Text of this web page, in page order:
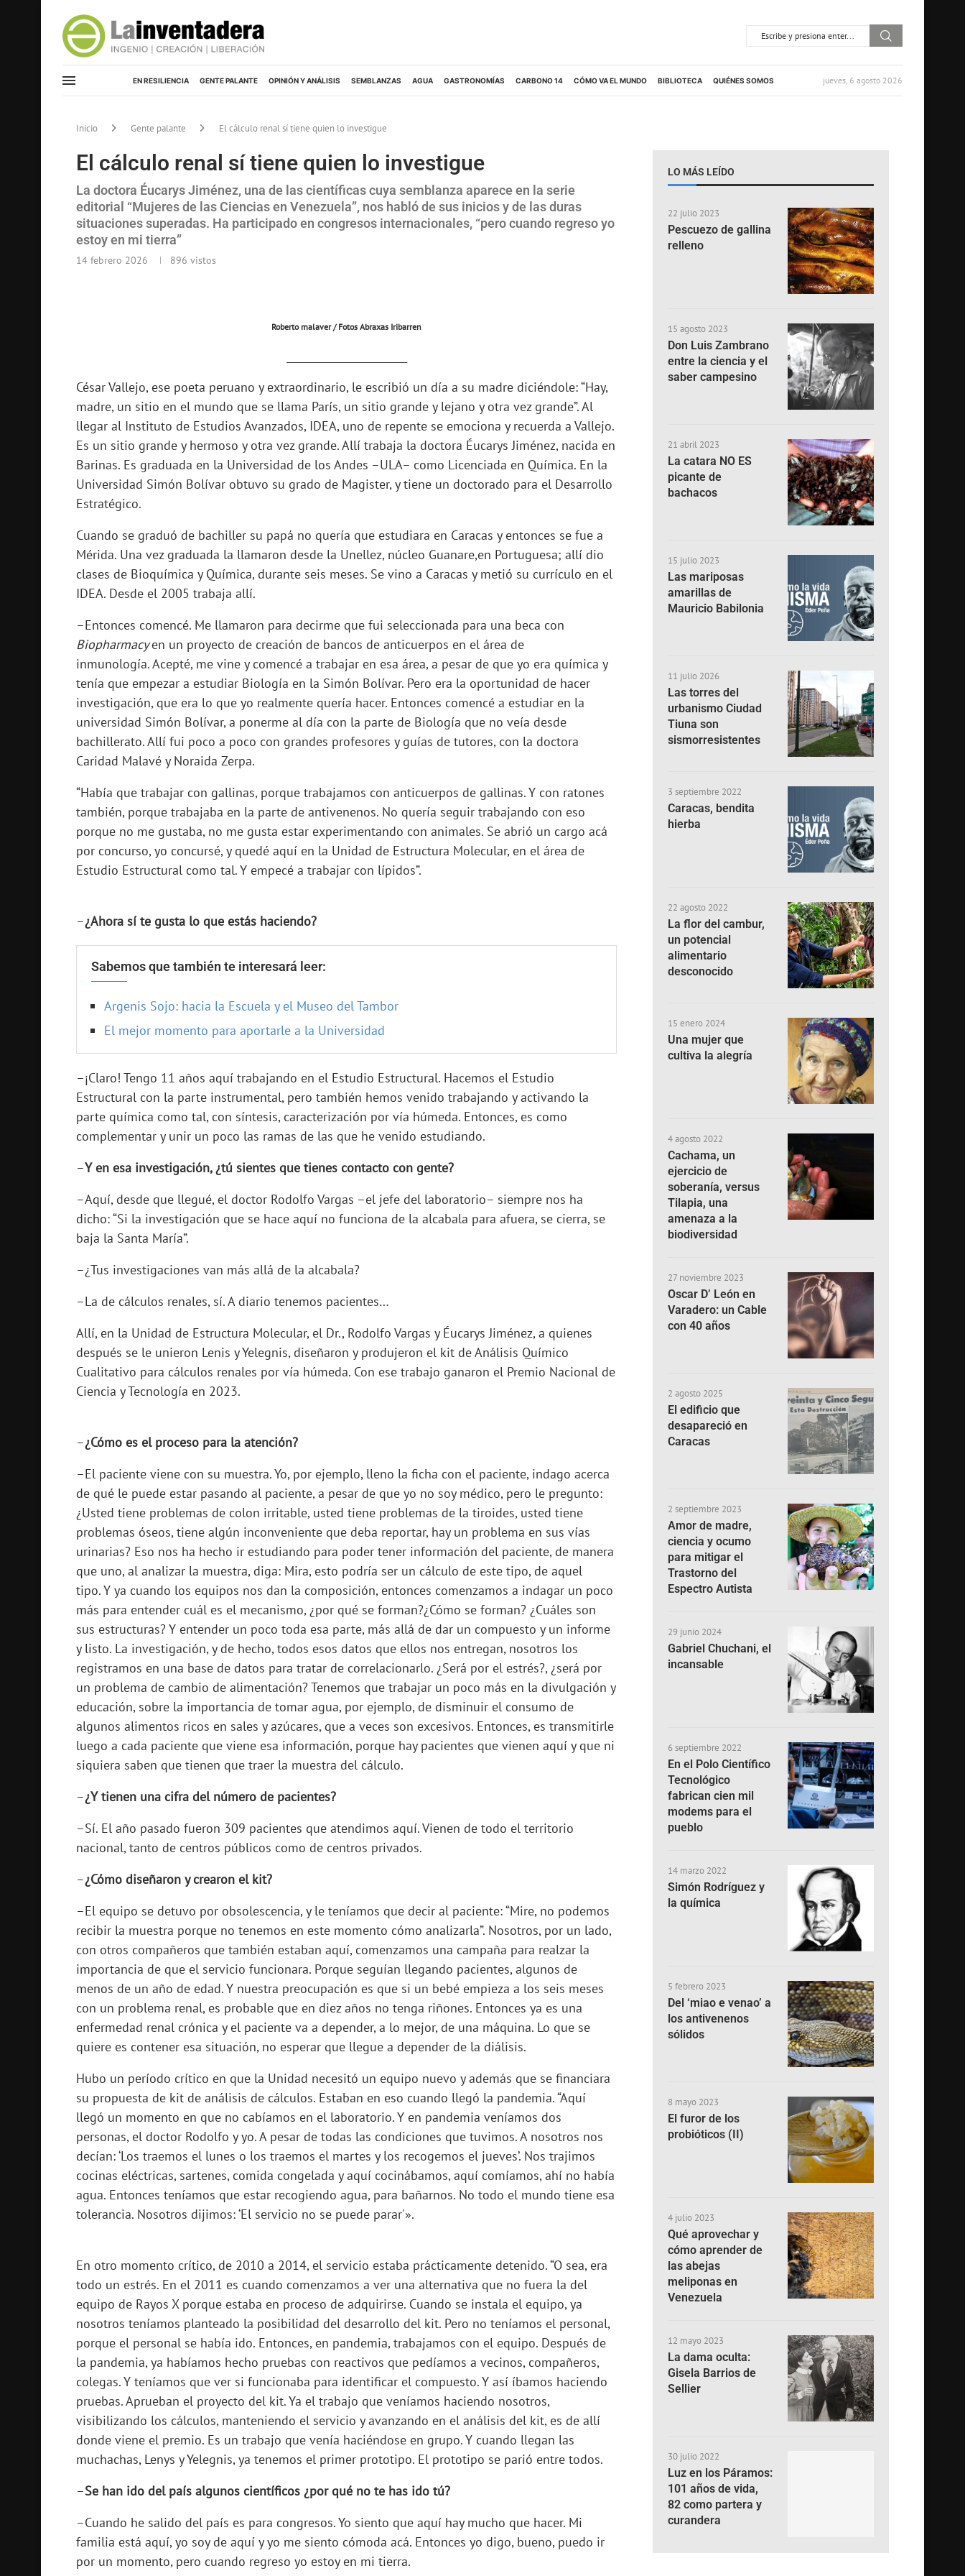
EN RESILIENCIA GENTE PALANTE OPINIÓN Y ANÁLISIS SEMBLANZAS AGUA GASTRONOMÍAS CARBONO 14 CÓMO VA EL MUNDO BIBLIOTECA QUIÉNES SOMOS jueves, 6 agosto 2026
Inicio Gente palante El cálculo renal sí tiene quien lo investigue
El cálculo renal sí tiene quien lo investigue
La doctora Éucarys Jiménez, una de las científicas cuya semblanza aparece en la serie
editorial “Mujeres de las Ciencias en Venezuela”, nos habló de sus inicios y de las duras
situaciones superadas. Ha participado en congresos internacionales, “pero cuando regreso yo
estoy en mi tierra”
14 febrero 2026 896 vistos
Roberto malaver / Fotos Abraxas Iribarren
César Vallejo, ese poeta peruano y extraordinario, le escribió un día a su madre diciéndole: “Hay,
madre, un sitio en el mundo que se llama París, un sitio grande y lejano y otra vez grande”. Al
llegar al Instituto de Estudios Avanzados, IDEA, uno de repente se emociona y recuerda a Vallejo.
Es un sitio grande y hermoso y otra vez grande. Allí trabaja la doctora Éucarys Jiménez, nacida en
Barinas. Es graduada en la Universidad de los Andes –ULA– como Licenciada en Química. En la
Universidad Simón Bolívar obtuvo su grado de Magister, y tiene un doctorado para el Desarrollo
Estratégico.
Cuando se graduó de bachiller su papá no quería que estudiara en Caracas y entonces se fue a
Mérida. Una vez graduada la llamaron desde la Unellez, núcleo Guanare,en Portuguesa; allí dio
clases de Bioquímica y Química, durante seis meses. Se vino a Caracas y metió su currículo en el
IDEA. Desde el 2005 trabaja allí.
–Entonces comencé. Me llamaron para decirme que fui seleccionada para una beca con
Biopharmacyen un proyecto de creación de bancos de anticuerpos en el área de
inmunología. Acepté, me vine y comencé a trabajar en esa área, a pesar de que yo era química y
tenía que empezar a estudiar Biología en la Simón Bolívar. Pero era la oportunidad de hacer
investigación, que era lo que yo realmente quería hacer. Entonces comencé a estudiar en la
universidad Simón Bolívar, a ponerme al día con la parte de Biología que no veía desde
bachillerato. Allí fui poco a poco con grandes profesores y guías de tutores, con la doctora
Caridad Malavé y Noraida Zerpa.
“Había que trabajar con gallinas, porque trabajamos con anticuerpos de gallinas. Y con ratones
también, porque trabajaba en la parte de antivenenos. No quería seguir trabajando con eso
porque no me gustaba, no me gusta estar experimentando con animales. Se abrió un cargo acá
por concurso, yo concursé, y quedé aquí en la Unidad de Estructura Molecular, en el área de
Estudio Estructural como tal. Y empecé a trabajar con lípidos”.
–¿Ahora sí te gusta lo que estás haciendo?
Sabemos que también te interesará leer:
Argenis Sojo: hacia la Escuela y el Museo del Tambor
El mejor momento para aportarle a la Universidad
–¡Claro! Tengo 11 años aquí trabajando en el Estudio Estructural. Hacemos el Estudio
Estructural con la parte instrumental, pero también hemos venido trabajando y activando la
parte química como tal, con síntesis, caracterización por vía húmeda. Entonces, es como
complementar y unir un poco las ramas de las que he venido estudiando.
–Y en esa investigación, ¿tú sientes que tienes contacto con gente?
–Aquí, desde que llegué, el doctor Rodolfo Vargas –el jefe del laboratorio– siempre nos ha
dicho: “Si la investigación que se hace aquí no funciona de la alcabala para afuera, se cierra, se
baja la Santa María”.
–¿Tus investigaciones van más allá de la alcabala?
–La de cálculos renales, sí. A diario tenemos pacientes…
Allí, en la Unidad de Estructura Molecular, el Dr., Rodolfo Vargas y Éucarys Jiménez, a quienes
después se le unieron Lenis y Yelegnis, diseñaron y produjeron el kit de Análisis Químico
Cualitativo para cálculos renales por vía húmeda. Con ese trabajo ganaron el Premio Nacional de
Ciencia y Tecnología en 2023.
–¿Cómo es el proceso para la atención?
–El paciente viene con su muestra. Yo, por ejemplo, lleno la ficha con el paciente, indago acerca
de qué le puede estar pasando al paciente, a pesar de que yo no soy médico, pero le pregunto:
¿Usted tiene problemas de colon irritable, usted tiene problemas de la tiroides, usted tiene
problemas óseos, tiene algún inconveniente que deba reportar, hay un problema en sus vías
urinarias? Eso nos ha hecho ir estudiando para poder tener información del paciente, de manera
que uno, al analizar la muestra, diga: Mira, esto podría ser un cálculo de este tipo, de aquel
tipo. Y ya cuando los equipos nos dan la composición, entonces comenzamos a indagar un poco
más para entender cuál es el mecanismo, ¿por qué se forman?¿Cómo se forman? ¿Cuáles son
sus estructuras? Y entender un poco toda esa parte, más allá de dar un compuesto y un informe
y listo. La investigación, y de hecho, todos esos datos que ellos nos entregan, nosotros los
registramos en una base de datos para tratar de correlacionarlo. ¿Será por el estrés?, ¿será por
un problema de cambio de alimentación? Tenemos que trabajar un poco más en la divulgación y
educación, sobre la importancia de tomar agua, por ejemplo, de disminuir el consumo de
algunos alimentos ricos en sales y azúcares, que a veces son excesivos. Entonces, es transmitirle
luego a cada paciente que viene esa información, porque hay pacientes que vienen aquí y que ni
siquiera saben que tienen que traer la muestra del cálculo.
–¿Y tienen una cifra del número de pacientes?
–Sí. El año pasado fueron 309 pacientes que atendimos aquí. Vienen de todo el territorio
nacional, tanto de centros públicos como de centros privados.
–¿Cómo diseñaron y crearon el kit?
–El equipo se detuvo por obsolescencia, y le teníamos que decir al paciente: “Mire, no podemos
recibir la muestra porque no tenemos en este momento cómo analizarla”. Nosotros, por un lado,
con otros compañeros que también estaban aquí, comenzamos una campaña para realzar la
importancia de que el servicio funcionara. Porque seguían llegando pacientes, algunos de
menos de un año de edad. Y nuestra preocupación es que si un bebé empieza a los seis meses
con un problema renal, es probable que en diez años no tenga riñones. Entonces ya es una
enfermedad renal crónica y el paciente va a depender, a lo mejor, de una máquina. Lo que se
quiere es contener esa situación, no esperar que llegue a depender de la diálisis.
Hubo un período crítico en que la Unidad necesitó un equipo nuevo y además que se financiara
su propuesta de kit de análisis de cálculos. Estaban en eso cuando llegó la pandemia. “Aquí
llegó un momento en que no cabíamos en el laboratorio. Y en pandemia veníamos dos
personas, el doctor Rodolfo y yo. A pesar de todas las condiciones que tuvimos. A nosotros nos
decían: ‘Los traemos el lunes o los traemos el martes y los recogemos el jueves’. Nos trajimos
cocinas eléctricas, sartenes, comida congelada y aquí cocinábamos, aquí comíamos, ahí no había
agua. Entonces teníamos que estar recogiendo agua, para bañarnos. No todo el mundo tiene esa
tolerancia. Nosotros dijimos: ‘El servicio no se puede parar'».
En otro momento crítico, de 2010 a 2014, el servicio estaba prácticamente detenido. “O sea, era
todo un estrés. En el 2011 es cuando comenzamos a ver una alternativa que no fuera la del
equipo de Rayos X porque estaba en proceso de adquirirse. Cuando se instala el equipo, ya
nosotros teníamos planteado la posibilidad del desarrollo del kit. Pero no teníamos el personal,
porque el personal se había ido. Entonces, en pandemia, trabajamos con el equipo. Después de
la pandemia, ya habíamos hecho pruebas con reactivos que pedíamos a vecinos, compañeros,
colegas. Y teníamos que ver si funcionaba para identificar el compuesto. Y así íbamos haciendo
pruebas. Aprueban el proyecto del kit. Ya el trabajo que veníamos haciendo nosotros,
visibilizando los cálculos, manteniendo el servicio y avanzando en el análisis del kit, es de allí
donde viene el premio. Es un trabajo que venía haciéndose en grupo. Y cuando llegan las
muchachas, Lenys y Yelegnis, ya tenemos el primer prototipo. El prototipo se parió entre todos.
–Se han ido del país algunos científicos ¿por qué no te has ido tú?
–Cuando he salido del país es para congresos. Yo siento que aquí hay mucho que hacer. Mi
familia está aquí, yo soy de aquí y yo me siento cómoda acá. Entonces yo digo, bueno, puedo ir
por un momento, pero cuando regreso yo estoy en mi tierra.
LO MÁS LEÍDO
22 julio 2023
Pescuezo de gallina
relleno
15 agosto 2023
Don Luis Zambrano
entre la ciencia y el
saber campesino
21 abril 2023
La catara NO ES
picante de
bachacos
15 julio 2023
Las mariposas
amarillas de
Mauricio Babilonia
11 julio 2026
Las torres del
urbanismo Ciudad
Tiuna son
sismorresistentes
3 septiembre 2022
Caracas, bendita
hierba
22 agosto 2022
La flor del cambur,
un potencial
alimentario
desconocido
15 enero 2024
Una mujer que
cultiva la alegría
4 agosto 2022
Cachama, un
ejercicio de
soberanía, versus
Tilapia, una
amenaza a la
biodiversidad
27 noviembre 2023
Oscar D’ León en
Varadero: un Cable
con 40 años
2 agosto 2025
El edificio que
desapareció en
Caracas
2 septiembre 2023
Amor de madre,
ciencia y ocumo
para mitigar el
Trastorno del
Espectro Autista
29 junio 2024
Gabriel Chuchani, el
incansable
6 septiembre 2022
En el Polo Científico
Tecnológico
fabrican cien mil
modems para el
pueblo
14 marzo 2022
Simón Rodríguez y
la química
5 febrero 2023
Del ‘miao e venao’ a
los antivenenos
sólidos
8 mayo 2023
El furor de los
probióticos (II)
4 julio 2023
Qué aprovechar y
cómo aprender de
las abejas
meliponas en
Venezuela
12 mayo 2023
La dama oculta:
Gisela Barrios de
Sellier
30 julio 2022
Luz en los Páramos:
101 años de vida,
82 como partera y
curandera